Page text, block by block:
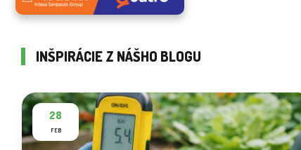
INŠPIRÁCIE Z NÁŠHO BLOGU
28
FEB